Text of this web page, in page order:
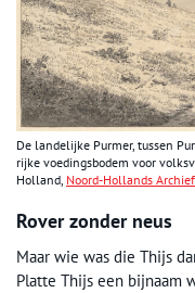
De landelijke Purmer, tussen
rijke voedingsbodem voor
Holland, Noord-Hollands Archief
Rover zonder neus
Maar wie was die Thijs
Platte Thijs een bijnaam